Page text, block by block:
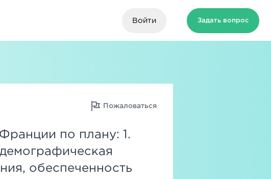
Войти Задать вопрос
Пожаловаться
по плану: 1.
обеспеченность